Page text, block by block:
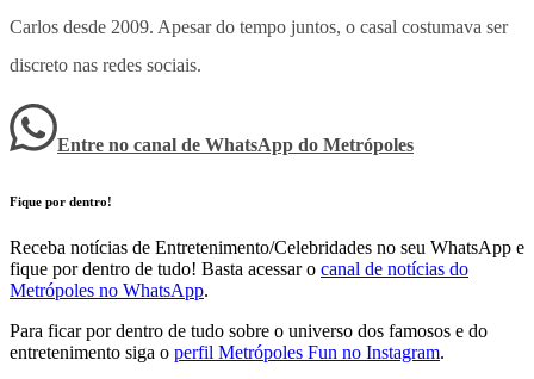
Carlos desde 2009. Apesar do tempo juntos, o casal costumava ser
discreto nas redes sociais.
Entre no canal de WhatsApp do Metrópoles
Fique por dentro!
Receba notícias de Entretenimento/Celebridades no seu WhatsApp e
fique por dentro de tudo! Basta acessar o canal de notícias do
Metrópoles no WhatsApp.
Para ficar por dentro de tudo sobre o universo dos famosos e do
entretenimento siga o perfil Metrópoles Fun no Instagram.